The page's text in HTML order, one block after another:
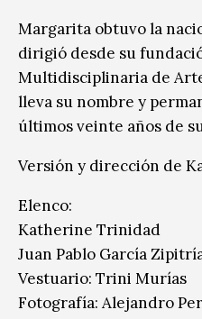
Margarita obtuvo la
dirigió desde su
Multidisciplinaria de
lleva su nombre y
últimos veinte años de
Versión y dirección de
Elenco:
Katherine Trinidad
Juan Pablo García
Vestuario: Trini Murías
Fotografía: Alejandro